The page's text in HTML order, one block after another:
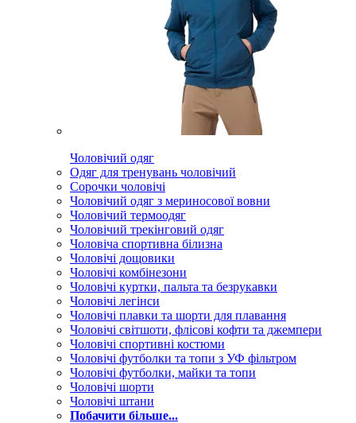
Чоловічий одяг
Одяг для тренувань чоловічий
Сорочки чоловічі
Чоловічий одяг з мериносової вовни
Чоловічий термоодяг
Чоловічий трекінговий одяг
Чоловіча спортивна білизна
Чоловічі дощовики
Чоловічі комбінезони
Чоловічі куртки, пальта та безрукавки
Чоловічі легінси
Чоловічі плавки та шорти для плавання
Чоловічі світшоти, флісові кофти та джемпери
Чоловічі спортивні костюми
Чоловічі футболки та топи з УФ фільтром
Чоловічі футболки, майки та топи
Чоловічі шорти
Чоловічі штани
Побачити більше...